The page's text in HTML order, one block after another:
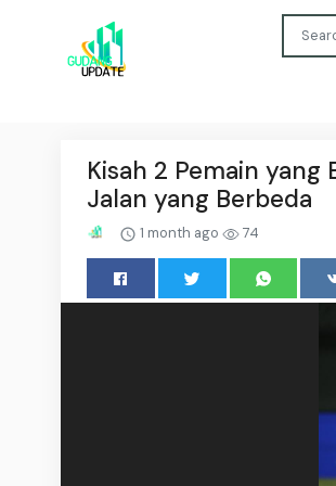
Kisah 2 Pemain
Jalan yang Berbeda
1 month ago 74